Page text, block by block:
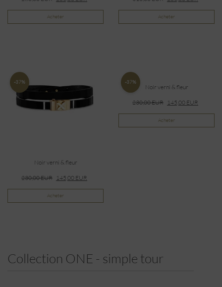
Acheter Acheter
-37%
Noir verni & fleur
230,00EUR 145,00 EUR
Acheter
-37%
Noir verni & fleur
230,00EUR 145,00 EUR
Acheter
Collection ONE - simple tour